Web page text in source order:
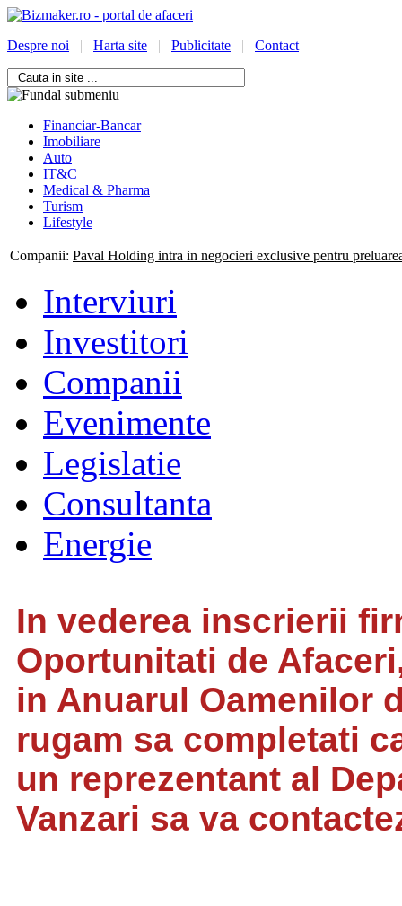
Despre noi | Harta site | Publicitate | Contact
Financiar-Bancar
Imobiliare
Auto
IT&C
Medical & Pharma
Turism
Lifestyle
Companii: Paval Holding intra in negocieri exclusive pentru
Interviuri
Investitori
Companii
Evenimente
Legislatie
Consultanta
Energie
In vederea inscrierii
Oportunitati de
in Anuarul Oamenilor
rugam sa completati
un reprezentant al
Vanzari sa va
oportunitati-